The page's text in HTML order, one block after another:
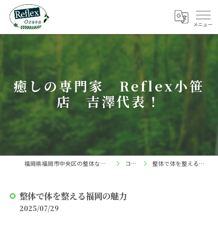
癒しの専門家 Reflex小笹
店 吉澤代表！
福岡県福岡市中央区の整体ならReflex 小笹店 コラム 整体で体を整える福岡の魅力
整体で体を整える福岡の魅力
2025/07/29